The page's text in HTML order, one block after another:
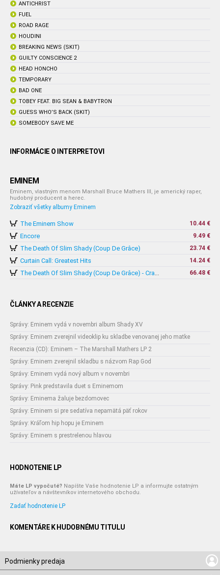
ANTICHRIST
FUEL
ROAD RAGE
HOUDINI
BREAKING NEWS (SKIT)
GUILTY CONSCIENCE 2
HEAD HONCHO
TEMPORARY
BAD ONE
TOBEY FEAT. BIG SEAN & BABYTRON
GUESS WHO’S BACK (SKIT)
SOMEBODY SAVE ME
INFORMÁCIE O INTERPRETOVI
EMINEM
Eminem, vlastným menom Marshall Bruce Mathers III, je americký raper,
hudobný producent a herec.
Zobraziť všetky albumy Eminem
The Eminem Show 10.44 €
Encore 9.49 €
The Death Of Slim Shady (Coup De Grâce) 23.74 €
Curtain Call: Greatest Hits
14.24 €
The Death Of Slim Shady (Coup De Grâce) - Crayon Vinyl
66.48 €
ČLÁNKY A RECENZIE
Správy: Eminem vydá v novembri album Shady XV
Správy: Eminem zverejnil videoklip ku skladbe venovanej jeho matke
Recenzia (CD): Eminem – The Marshall Mathers LP 2
Správy: Eminem zverejnil skladbu s názvom Rap God
Správy: Eminem vydá nový album v novembri
Správy: Pink predstavila duet s Eminemom
Správy: Eminema žaluje bezdomovec
Správy: Eminem si pre sedatíva nepamätá päť rokov
Správy: Kráľom hip hopu je Eminem
Správy: Eminem s prestrelenou hlavou
HODNOTENIE LP
Máte LP vypočuté? Napíšte Vaše hodnotenie LP a informujte ostatným
užívateľov a návštevníkov internetového obchodu.
Zadať hodnotenie LP
KOMENTÁRE K HUDOBNÉMU TITULU
Podmienky predaja